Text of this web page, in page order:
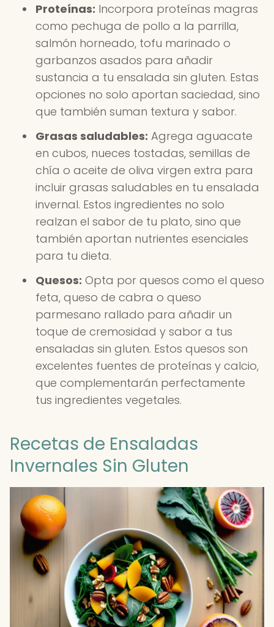
Proteínas: Incorpora proteínas magras
como pechuga de pollo a la parrilla,
salmón horneado, tofu marinado o
garbanzos asados para añadir
sustancia a tu ensalada sin gluten. Estas
opciones no solo aportan saciedad, sino
que también suman textura y sabor.
Grasas saludables: Agrega aguacate
en cubos, nueces tostadas, semillas de
chía o aceite de oliva virgen extra para
incluir grasas saludables en tu ensalada
invernal. Estos ingredientes no solo
realzan el sabor de tu plato, sino que
también aportan nutrientes esenciales
para tu dieta.
Quesos: Opta por quesos como el queso
feta, queso de cabra o queso
parmesano rallado para añadir un
toque de cremosidad y sabor a tus
ensaladas sin gluten. Estos quesos son
excelentes fuentes de proteínas y calcio,
que complementarán perfectamente
tus ingredientes vegetales.
Recetas de Ensaladas
Invernales Sin Gluten